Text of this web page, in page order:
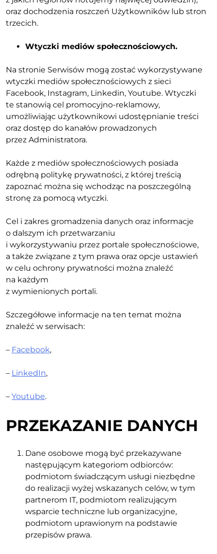
oraz dochodzenia roszczeń Użytkowników lub stron
trzecich.
Wtyczki mediów społecznościowych.
Na stronie Serwisów mogą zostać wykorzystywane
wtyczki mediów społecznościowych z sieci
Facebook, Instagram, Linkedin, Youtube. Wtyczki
te stanowią cel promocyjno-reklamowy,
umożliwiając użytkownikowi udostępnianie treści
oraz dostęp do kanałów prowadzonych
przez Administratora.
Każde z mediów społecznościowych posiada
odrębną politykę prywatności, z której treścią
zapoznać można się wchodząc na poszczególną
stronę za pomocą wtyczki.
Cel i zakres gromadzenia danych oraz informacje
o dalszym ich przetwarzaniu
i wykorzystywaniu przez portale społecznościowe,
a także związane z tym prawa oraz opcje ustawień
w celu ochrony prywatności można znaleźć
na każdym
z wymienionych portali.
Szczegółowe informacje na ten temat można
znaleźć w serwisach:
– Facebook,
– LinkedIn,
– Youtube.
PRZEKAZANIE DANYCH
Dane osobowe mogą być przekazywane
następującym kategoriom odbiorców:
podmiotom świadczącym usługi niezbędne
do realizacji wyżej wskazanych celów, w tym
partnerom IT, podmiotom realizującym
wsparcie techniczne lub organizacyjne,
podmiotom uprawionym na podstawie
przepisów prawa.